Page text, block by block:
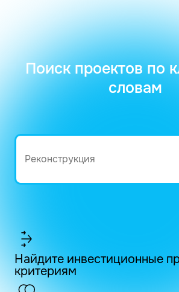
Поиск проектов по
словам
Найдите инвестиционные
критериям